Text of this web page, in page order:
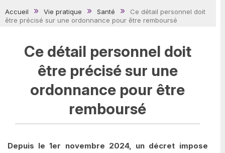
Accueil Vie pratique Santé
Ce détail personnel doit
être précisé sur une ordonnance pour être remboursé
Ce détail personnel doit
être précisé sur une
ordonnance pour être
remboursé
Depuis le 1er novembre 2024, un décret impose